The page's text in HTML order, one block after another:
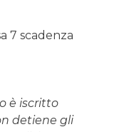
7 scadenza
è iscritto
detiene gli